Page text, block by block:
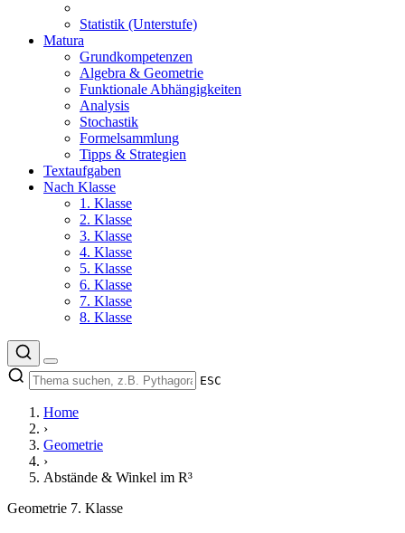
Statistik (Unterstufe)
Matura
Grundkompetenzen
Algebra & Geometrie
Funktionale Abhängigkeiten
Analysis
Stochastik
Formelsammlung
Tipps & Strategien
Textaufgaben
Nach Klasse
1. Klasse
2. Klasse
3. Klasse
4. Klasse
5. Klasse
6. Klasse
7. Klasse
8. Klasse
ESC
Home
›
Geometrie
›
Abstände & Winkel im R³
Geometrie 7. Klasse